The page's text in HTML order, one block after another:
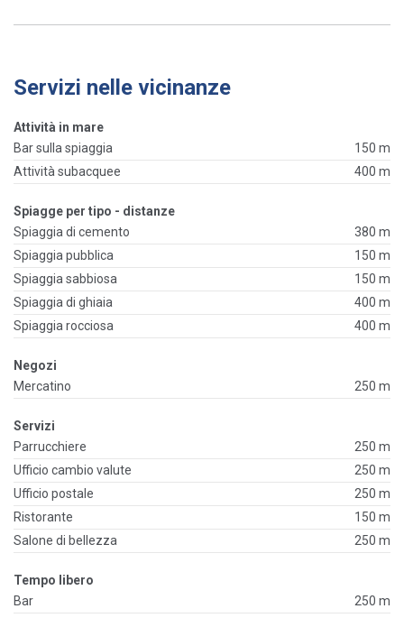
Servizi nelle vicinanze
Attività in mare
Bar sulla spiaggia
150 m
Attività subacquee
400 m
Spiagge per tipo - distanze
Spiaggia di cemento
380 m
Spiaggia pubblica
150 m
Spiaggia sabbiosa
150 m
Spiaggia di ghiaia
400 m
Spiaggia rocciosa
400 m
Negozi
Mercatino
250 m
Servizi
Parrucchiere
250 m
Ufficio cambio valute
250 m
Ufficio postale
250 m
Ristorante
150 m
Salone di bellezza
250 m
Tempo libero
Bar
250 m